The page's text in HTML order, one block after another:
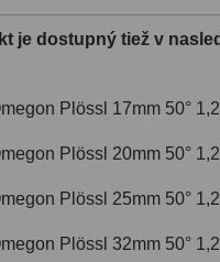
23
14
2
je dostupný tiež v
Plössl 17mm 50°
Plössl 20mm 50°
Plössl 25mm 50°
Plössl 32mm 50°